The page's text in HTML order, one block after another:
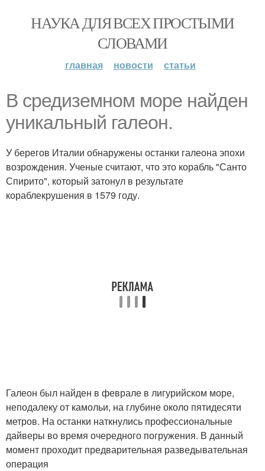
НАУКА ДЛЯ ВСЕХ ПРОСТЫМИ
СЛОВАМИ
главная новости статьи
В средиземном море найден
уникальный галеон.
У берегов Италии обнаружены останки галеона эпохи
возрождения. Ученые считают, что это корабль "Санто
Спирито", который затонул в результате
кораблекрушения в 1579 году.
Галеон был найден в феврале в лигурийском море,
неподалеку от камольи, на глубине около пятидесяти
метров. На останки наткнулись профессиональные
дайверы во время очередного погружения. В данный
момент проходит предварительная разведывательная
операция